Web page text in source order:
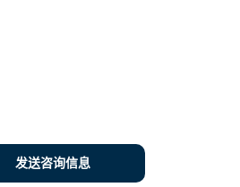
发送咨询信息